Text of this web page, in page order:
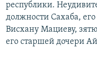
республики.
должности Сахаба, его
Висхану Мациеву,
его старшей дочери